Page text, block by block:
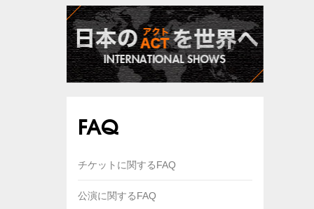
FAQ
チケットに関するFAQ
公演に関するFAQ